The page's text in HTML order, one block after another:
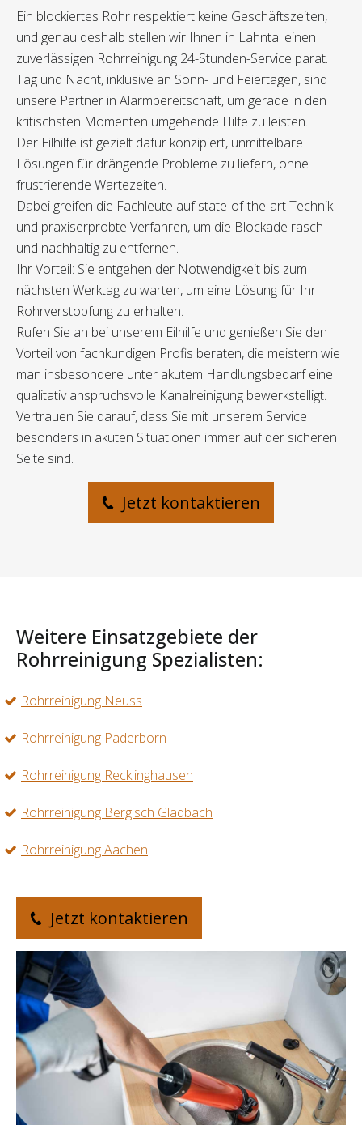
Ein blockiertes Rohr respektiert keine Geschäftszeiten,
und genau deshalb stellen wir Ihnen in Lahntal einen
zuverlässigen Rohrreinigung 24-Stunden-Service parat.
Tag und Nacht, inklusive an Sonn- und Feiertagen, sind
unsere Partner in Alarmbereitschaft, um gerade in den
kritischsten Momenten umgehende Hilfe zu leisten.
Der Eilhilfe ist gezielt dafür konzipiert, unmittelbare
Lösungen für drängende Probleme zu liefern, ohne
frustrierende Wartezeiten.
Dabei greifen die Fachleute auf state-of-the-art Technik
und praxiserprobte Verfahren, um die Blockade rasch
und nachhaltig zu entfernen.
Ihr Vorteil: Sie entgehen der Notwendigkeit bis zum
nächsten Werktag zu warten, um eine Lösung für Ihr
Rohrverstopfung zu erhalten.
Rufen Sie an bei unserem Eilhilfe und genießen Sie den
Vorteil von fachkundigen Profis beraten, die meistern wie
man insbesondere unter akutem Handlungsbedarf eine
qualitativ anspruchsvolle Kanalreinigung bewerkstelligt.
Vertrauen Sie darauf, dass Sie mit unserem Service
besonders in akuten Situationen immer auf der sicheren
Seite sind.
Jetzt kontaktieren
Weitere Einsatzgebiete der
Rohrreinigung Spezialisten:
Rohrreinigung Neuss
Rohrreinigung Paderborn
Rohrreinigung Recklinghausen
Rohrreinigung Bergisch Gladbach
Rohrreinigung Aachen
Jetzt kontaktieren